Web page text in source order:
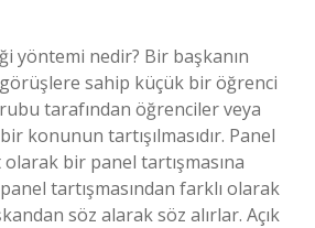
yöntemi nedir? Bir başkanın
sahip küçük bir öğrenci
tarafından öğrenciler veya
konunun tartışılmasıdır. Panel
bir panel tartışmasına
tartışmasından farklı olarak
söz alarak söz alırlar. Açık